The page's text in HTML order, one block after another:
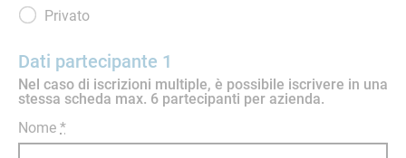
Privato
Dati partecipante 1
Nel caso di iscrizioni multiple, è possibile iscrivere in una
stessa scheda max. 6 partecipanti per azienda.
Nome *